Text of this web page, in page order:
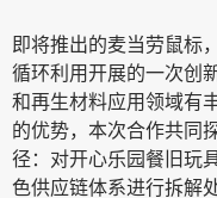
即将推出的麦当劳鼠标
循环利用开展的一次创
和再生材料应用领域有
的优势，本次合作共同
径：对开心乐园餐旧玩
色供应链体系进行拆解